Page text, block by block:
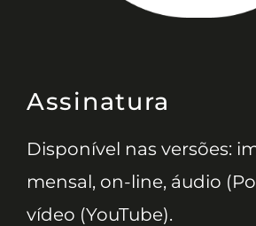
Assinatura
Disponível nas versões:
mensal, on-line, áudio
vídeo (YouTube).